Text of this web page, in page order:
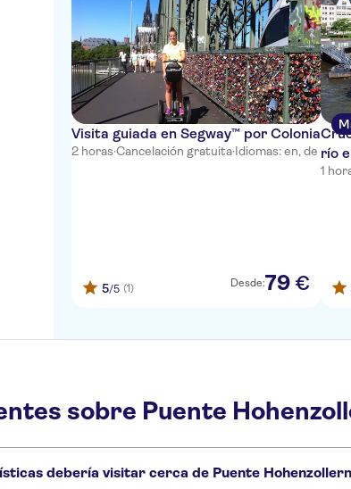
Visita guiada en Segway™ por Colonia
2 horas·Cancelación gratuita·Idiomas: en, de
5/5 (1) Desde:79 €
río
1
sobre Puente
debería visitar cerca de Puente